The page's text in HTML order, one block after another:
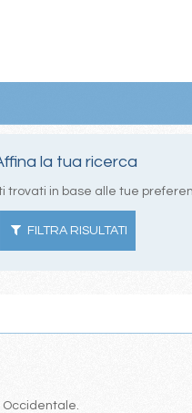
la tua ricerca
trovati in base alle tue
FILTRA RISULTATI
Occidentale.